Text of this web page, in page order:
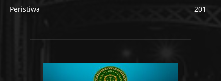
Peristiwa
201